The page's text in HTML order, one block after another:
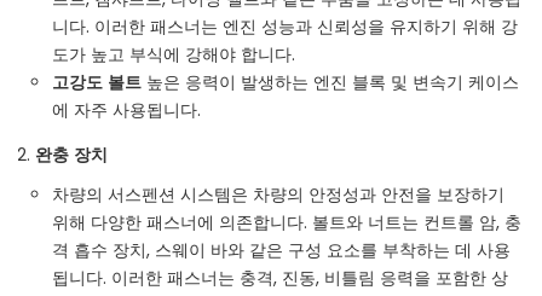
니다. 이러한 패스너는 엔진 성능과 신뢰성을 유지하기 위해 강
도가 높고 부식에 강해야 합니다.
고강도 볼트 높은 응력이 발생하는 엔진 블록 및 변속기 케이스
에 자주 사용됩니다.
완충 장치
차량의 서스펜션 시스템은 차량의 안정성과 안전을 보장하기
위해 다양한 패스너에 의존합니다. 볼트와 너트는 컨트롤 암, 충
격 흡수 장치, 스웨이 바와 같은 구성 요소를 부착하는 데 사용
됩니다. 이러한 패스너는 충격, 진동, 비틀림 응력을 포함한 상